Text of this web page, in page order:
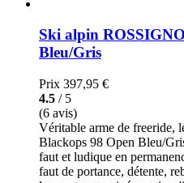
Ski alpin
Bleu/Gris
Prix 397,95 €
4.5 / 5
(6 avis)
Véritable arme de freeride,
Blackops 98 Open Bleu/
faut et ludique en
faut de portance, détente,